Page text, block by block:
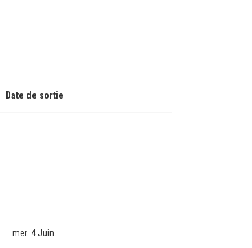
Date de sortie
mer. 4 Juin.